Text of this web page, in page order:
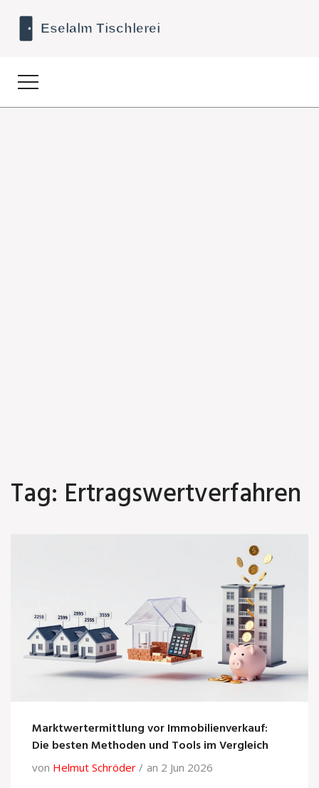
Tag: Ertragswertverfahren
Marktwertermittlung vor Immobilienverkauf:
Die besten Methoden und Tools im Vergleich
von Helmut Schröder
an 2 Jun 2026